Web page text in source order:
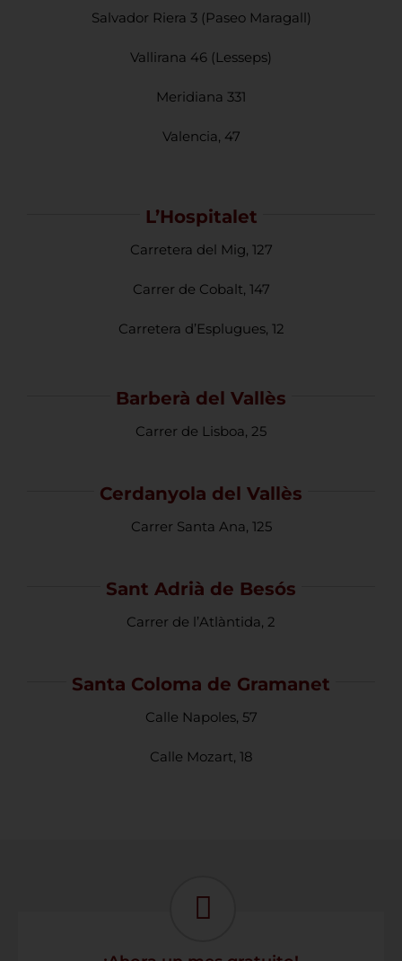
Salvador Riera 3 (Paseo Maragall)
Vallirana 46 (Lesseps)
Meridiana 331
Valencia, 47
L’Hospitalet
Carretera del Mig, 127
Carrer de Cobalt, 147
Carretera d’Esplugues, 12
Barberà del Vallès
Carrer de Lisboa, 25
Cerdanyola del Vallès
Carrer Santa Ana, 125
Sant Adrià de Besós
Carrer de l’Atlàntida, 2
Santa Coloma de Gramanet
Calle Napoles, 57
Calle Mozart, 18